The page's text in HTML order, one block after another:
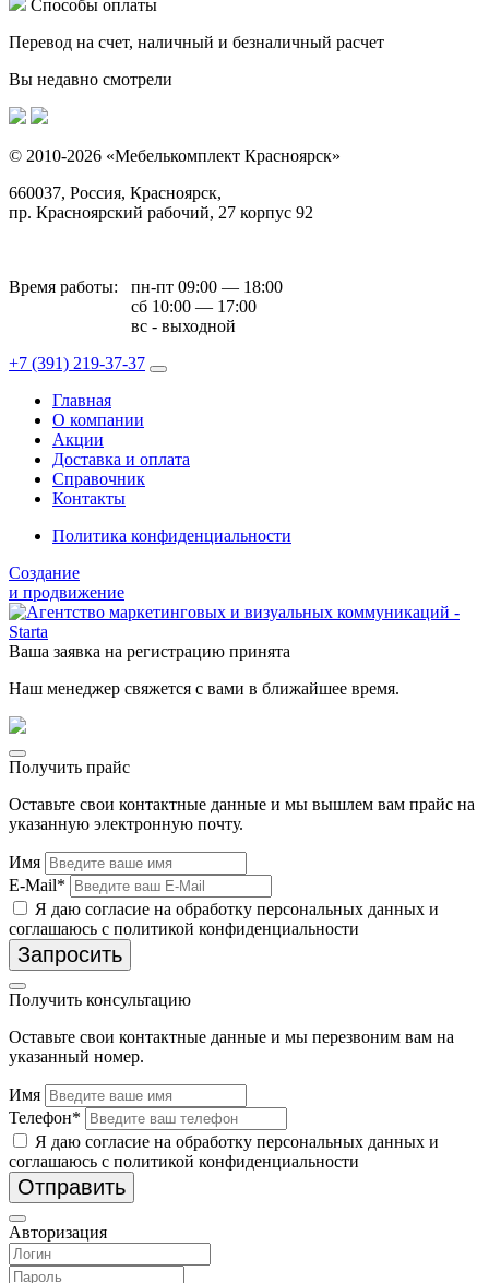
Способы оплаты
Перевод на счет, наличный и безналичный расчет
Вы недавно смотрели
© 2010-2026 «Мебелькомплект Красноярск»
660037, Россия, Красноярск,
пр. Красноярский рабочий, 27 корпус 92
Время работы:
пн-пт 09:00 — 18:00
сб 10:00 — 17:00
вс - выходной
+7 (391) 219-37-37
Главная
О компании
Акции
Доставка и оплата
Справочник
Контакты
Политика конфиденциальности
Создание
и продвижение
Ваша заявка на регистрацию принята
Наш менеджер свяжется с вами в ближайшее время.
Получить прайс
Оставьте свои контактные данные и мы вышлем вам прайс на
указанную электронную почту.
Имя
E-Mail*
Я даю согласие на обработку персональных данных и
соглашаюсь с политикой конфиденциальности
Запросить
Получить консультацию
Оставьте свои контактные данные и мы перезвоним вам на
указанный номер.
Имя
Телефон*
Я даю согласие на обработку персональных данных и
соглашаюсь с политикой конфиденциальности
Отправить
Авторизация